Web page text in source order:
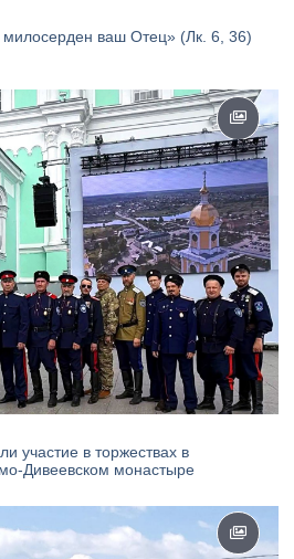
милосерден ваш Отец» (Лк. 6, 36)
участие в торжествах в
монастыре